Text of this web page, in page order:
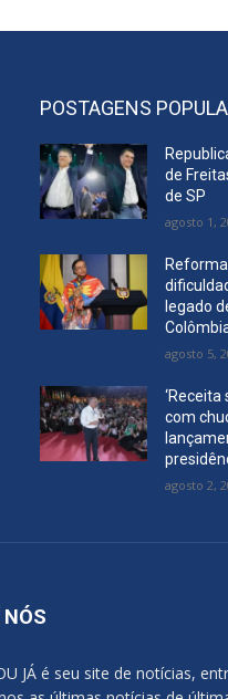
POSTAGENS
de
de SP
agosto 1,
legado
agosto 5,
com
agosto 2,
NÓS
JÁ é seu site de notícias,